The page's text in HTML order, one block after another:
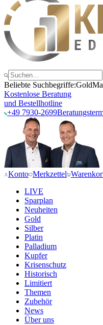
Beliebte Suchbegriffe:Gold
Kostenlose Beratung
und Bestellhotline
+49 7930-2699
Konto Merkzettel
LIVE
Sparplan
Neuheiten
Gold
Silber
Platin
Palladium
Kupfer
Krisenschutz
Historisch
Limitiert
Themen
Zubehör
News
Über uns